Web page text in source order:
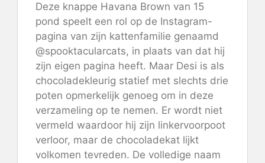
Deze knappe Havana Brown van 15
pond speelt een rol op de Instagram-
pagina van zijn kattenfamilie genaamd
@spooktacularcats, in plaats van dat hij
zijn eigen pagina heeft. Maar Desi is als
chocoladekleurig statief met slechts drie
poten opmerkelijk genoeg om in deze
verzameling op te nemen. Er wordt niet
vermeld waardoor hij zijn linkervoorpoot
verloor, maar de chocoladekat lijkt
volkomen tevreden. De volledige naam